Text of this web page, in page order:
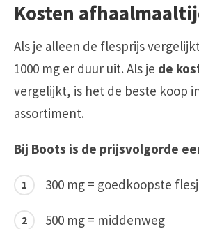
Kosten
Als je alleen de flesprijs
1000 mg er duur uit. Als je de
vergelijkt, is het de beste koop
assortiment.
Bij Boots is de prijsvolgorde
300 mg = goedkoopste
500 mg = middenweg